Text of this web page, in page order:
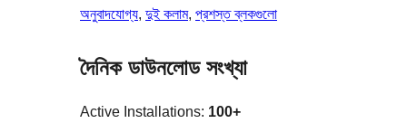
অনুবাদযোগ্য, দুই কলাম, প্রশস্ত ব্লকগুলো
দৈনিক ডাউনলোড সংখ্যা
Active Installations: 100+